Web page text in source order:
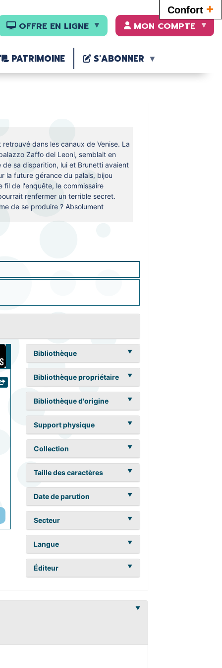
Confort +
OFFRE EN LIGNE MON COMPTE
PATRIMOINE S'ABONNER
dans les canaux de Venise. La
Zaffo dei Leoni, semblait en
sa disparition, lui et Brunetti avaient
la future gérance du palais, bijou
fil de l'enquête, le commissaire
renfermer un terrible secret.
de se produire ? Absolument
Bibliothèque
Bibliothèque propriétaire
Bibliothèque d'origine
Support physique
Collection
Taille des caractères
Date de parution
Secteur
Langue
Éditeur